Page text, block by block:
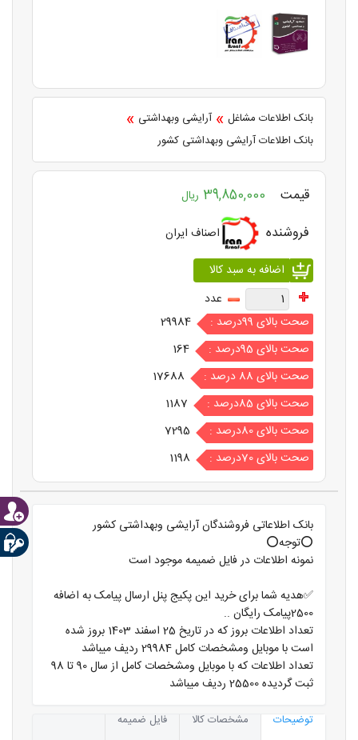
بانک اطلاعات مشاغل » آرایشی وبهداشتی »
بانک اطلاعات آرایشی وبهداشتی کشور
قیمت 39,850,000 ریال
فروشنده اصناف ایران
عدد
صحت بالای 99درصد :
29984
صحت بالای 95درصد :
164
صحت بالای 88 درصد :
17688
صحت بالای 85درصد :
1187
صحت بالای 80درصد :
7295
صحت بالای 70درصد :
1198
بانک اطلاعاتی فروشندگان آرایشی وبهداشتی کشور
⭕️توجه⭕️
نمونه اطلاعات در فایل ضمیمه موجود است
✅هدیه شما برای خرید این پکیج پنل ارسال پیامک به اضافه
2500پیامک رایگان ..
تعداد اطلاعات بروز که در تاریخ 25 اسفند 1403 بروز شده
است با موبایل ومشخصات کامل 29984 ردیف میباشد
تعداد اطلاعات که با موبایل ومشخصات کامل از سال 90 تا 98
ثبت گردیده 25500 ردیف میباشد
توضیحات مشخصات کالا فایل ضمیمه